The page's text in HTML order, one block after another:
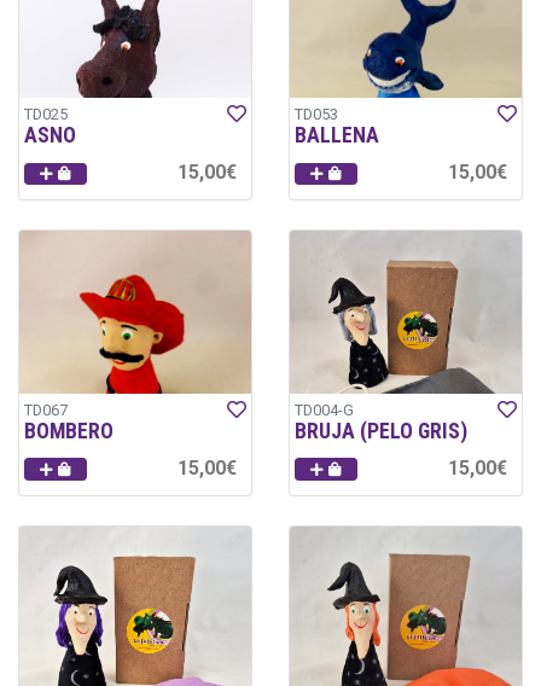
TD025
ASNO
15,00€
TD053
BALLENA
15,00€
TD067
BOMBERO
15,00€
TD004-G
BRUJA (PELO GRIS)
15,00€